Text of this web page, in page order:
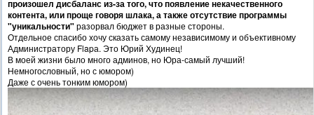
произошел дисбаланс из-за того, что появление некачественного
контента, или проще говоря шлака, а также отсутствие программы
"уникальности" разорвал бюджет в разные стороны.
Отдельное спасибо хочу сказать самому независимому и объективному
Администратору Flapа. Это Юрий Худинец!
В моей жизни было много админов, но Юра-самый лучший!
Немногословный, но с юмором)
Даже с очень тонким юмором)